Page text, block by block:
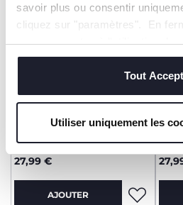
savoir plus ou consentir
cliquez sur "paramètres". En
vous consentez à l'utilisation
techniques, qui sont essentiels
Tout
Utiliser uniquement les
Grenouillère ouverte sur le
devant
27,99 €
AJOUTER